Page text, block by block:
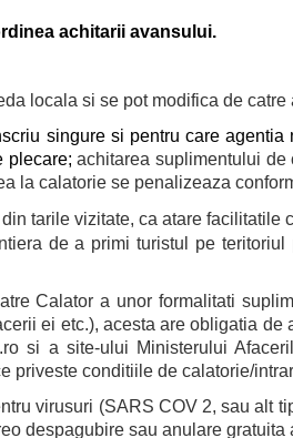
achitarii avansului.
locala si se pot modifica de
singure si pentru care
plecare;achitarea suplimentului
la calatorie se penalizeaza
tarile vizitate, ca atare
de a primi turistul pe
Calator a unor formalitati
ei etc.), acesta are obligatia
si a site-ului Ministerului
conditiile de calatorie/
virusuri (SARS COV 2, sau alt
despagubire sau anulare gratuita